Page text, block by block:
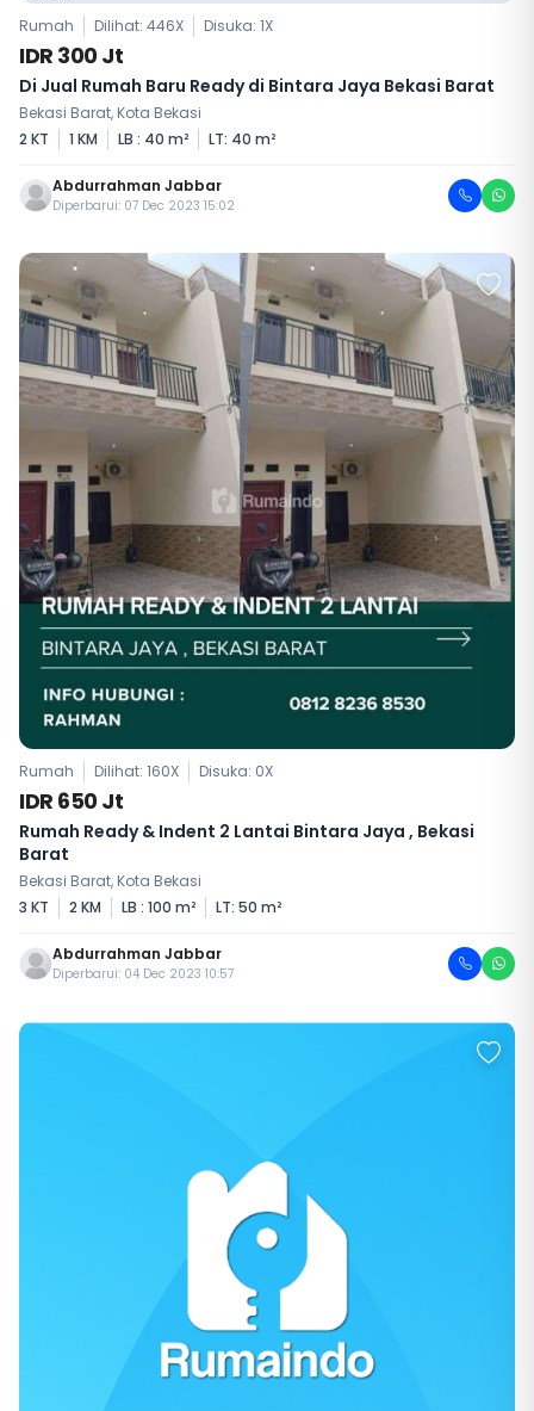
Rumah Dilihat: 446X Disuka: 1X
IDR 300 Jt
Di Jual Rumah Baru Ready di Bintara Jaya Bekasi Barat
Bekasi Barat, Kota Bekasi
2 KT
1 KM LB : 40 m² LT: 40 m²
Abdurrahman Jabbar
Diperbarui: 07 Dec 2023 15:02
Rumah Dilihat: 160X Disuka: 0X
IDR 650 Jt
Rumah Ready & Indent 2 Lantai Bintara Jaya , Bekasi
Barat
Bekasi Barat, Kota Bekasi
3 KT
2 KM LB : 100 m² LT: 50 m²
Abdurrahman Jabbar
Diperbarui: 04 Dec 2023 10:57